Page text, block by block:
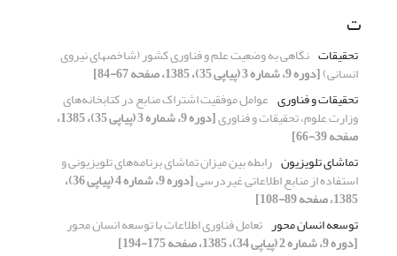
ت
تحقیقات نگاهی به وضعیت علم و فناوری کشور (شاخصهای نیروی
انسانی)[دوره 9، شماره 3 (پیاپی 35)، 1385، صفحه 67-84]
تحقیقات و فناوری عوامل موفقیت اشتراک منابع در کتابخانه‌های
وزارت علوم، تحقیقات و فناوری [دوره 9، شماره 3 (پیاپی 35)، 1385،
صفحه 39-66]
تماشای تلویزیون رابطه بین میزان تماشای برنامه‌های تلویزیونی و
استفاده از منابع اطلاعاتی غیردرسی [دوره 9، شماره 4 (پیاپی 36)،
1385، صفحه 89-108]
توسعه انسان محور تعامل فناوری اطلاعات با توسعه انسان محور
[دوره 9، شماره 2 (پیاپی 34)، 1385، صفحه 175-194]